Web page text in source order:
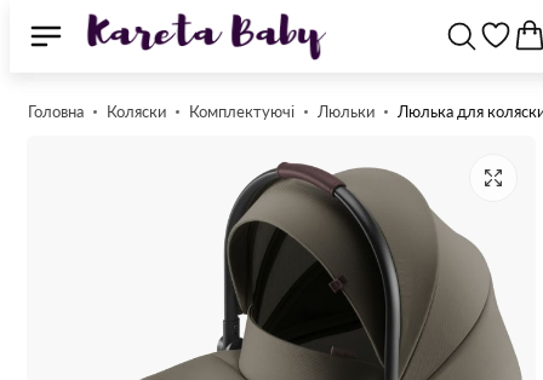
Головна Коляски Комплектуючі Люльки Люлька для